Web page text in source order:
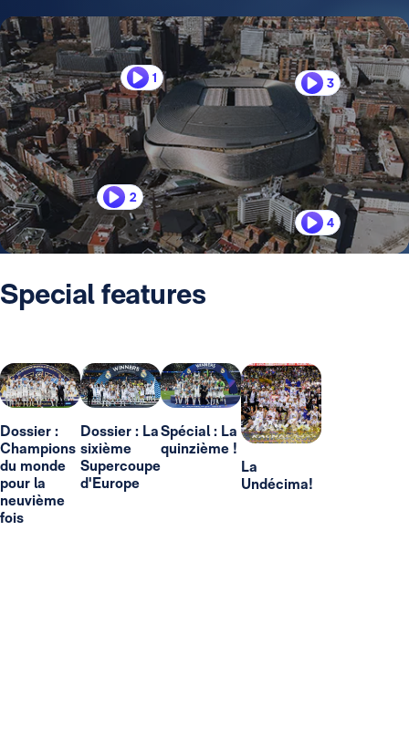
1
2
3
4
Special features
Dossier :
Champions
du monde
pour la
neuvième
fois
Dossier : La
sixième
Supercoupe
d'Europe
Spécial : La
quinzième !
La
Undécima!